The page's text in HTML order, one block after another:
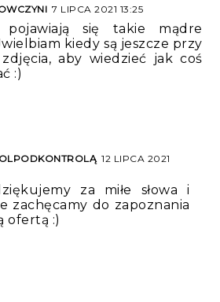
7 LIPCA 2021 13:25
się takie mądre
kiedy są jeszcze przy
aby wiedzieć jak coś
:)
12 LIPCA 2021
za miłe słowa i
zachęcamy do zapoznania
ofertą :)